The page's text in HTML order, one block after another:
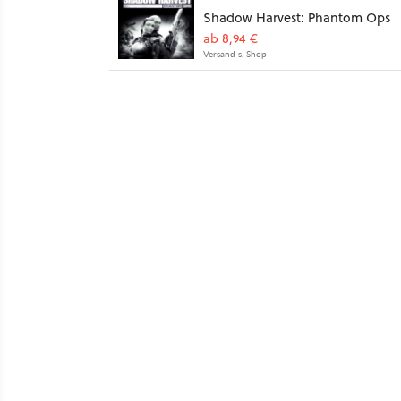
Shadow Harvest: Phantom Ops
ab 8,94 €
Versand s. Shop